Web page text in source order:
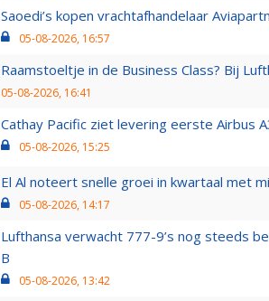
Saoedi’s kopen vrachtafhandelaar
05-08-2026, 16:57
Raamstoeltje in de Business Class? Bij
05-08-2026, 16:41
Cathay Pacific ziet levering eerste Airbus
05-08-2026, 15:25
El Al noteert snelle groei in kwartaal met
05-08-2026, 14:17
Lufthansa verwacht 777-9’s nog steeds
B
05-08-2026, 13:42